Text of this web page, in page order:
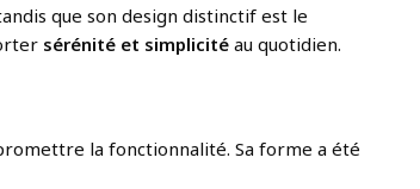
que son design distinctif est le
sérénité et simplicité au quotidien.
la fonctionnalité. Sa forme a été